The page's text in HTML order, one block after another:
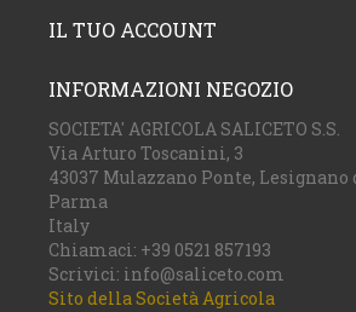
IL TUO ACCOUNT
INFORMAZIONI NEGOZIO
SOCIETA' AGRICOLA SALICETO S.S.
Via Arturo Toscanini, 3
43037 Mulazzano Ponte, Lesignano
Parma
Italy
Chiamaci: +39 0521 857193
Scrivici: info@saliceto.com
Sito della Società Agricola